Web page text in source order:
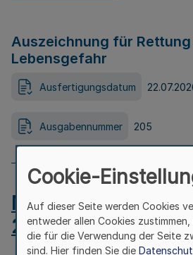
Auszeichnung für Rettung
Lebensgefahr
Ausfertigungsdatum
Ausgabennummer 205
MB.NRW 2026 Nr.
24.07.2026
Cookie-
Auf dieser Seite werden Cookies
entweder allen Cookies zustimmen,
die für die Verwendung der Seite
sind. Hier finden Sie die